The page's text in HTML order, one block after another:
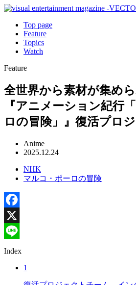
Top page
Feature
Topics
Watch
Feature
全世界から素材が集めら
『アニメーション紀行
ロの冒険」』復活プロ
Anime
2025.12.24
NHK
マルコ・ポーロの冒険
Facebook
X
Line
Index
1